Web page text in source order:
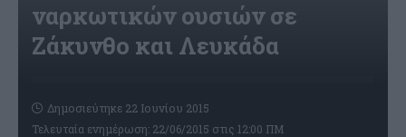
ναρκωτικών ουσιών σε
Ζάκυνθο και Λευκάδα
Τελευταία ενημέρωση: 22/06/2015 στις 12:00 ΠΜ
Δημοσιεύτηκε 22 Ιουνίου 2015